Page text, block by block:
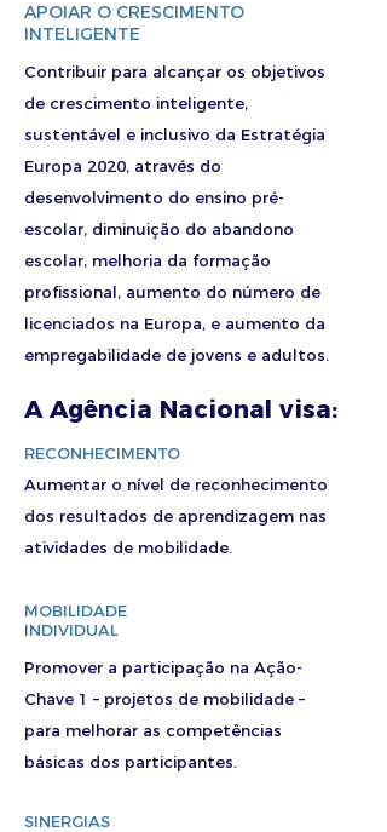
APOIAR O CRESCIMENTO
INTELIGENTE
Contribuir para alcançar os objetivos
de crescimento inteligente,
sustentável e inclusivo da Estratégia
Europa 2020, através do
desenvolvimento do ensino pré-
escolar, diminuição do abandono
escolar, melhoria da formação
profissional, aumento do número de
licenciados na Europa, e aumento da
empregabilidade de jovens e adultos.
A Agência Nacional visa:
RECONHECIMENTO
Aumentar o nível de reconhecimento
dos resultados de aprendizagem nas
atividades de mobilidade.
MOBILIDADE
INDIVIDUAL
Promover a participação na Ação-
Chave 1 – projetos de mobilidade –
para melhorar as competências
básicas dos participantes.
SINERGIAS